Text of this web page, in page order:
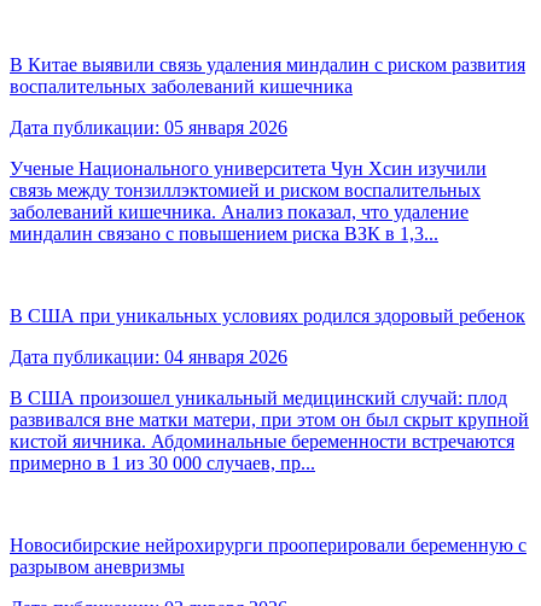
В Китае выявили связь удаления миндалин с риском развития
воспалительных заболеваний кишечника
Дата публикации: 05 января 2026
Ученые Национального университета Чун Хсин изучили
связь между тонзиллэктомией и риском воспалительных
заболеваний кишечника. Анализ показал, что удаление
миндалин связано с повышением риска ВЗК в 1,3...
В США при уникальных условиях родился здоровый ребенок
Дата публикации: 04 января 2026
В США произошел уникальный медицинский случай: плод
развивался вне матки матери, при этом он был скрыт крупной
кистой яичника. Абдоминальные беременности встречаются
примерно в 1 из 30 000 случаев, пр...
Новосибирские нейрохирурги прооперировали беременную с
разрывом аневризмы